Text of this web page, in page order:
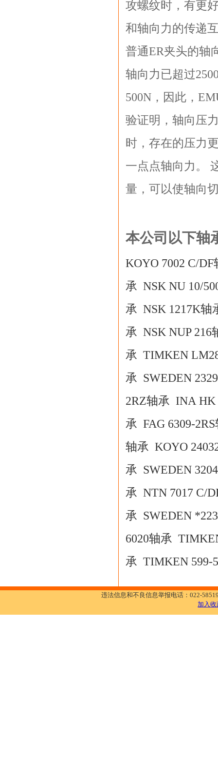
攻螺纹时，有更
和轴向力的传递
普通ER夹头的轴
轴向力已超过
500N，因此，
验证明，轴向压
时，存在的压力
一点点轴向力。
量，可以使轴向
本公司以下轴
KOYO 7002 C/DF
承 NSK NU 10/
承 NSK 1217K轴
承 NSK NUP 216
承 TIMKEN
承 SWEDEN
2RZ轴承 INA HK
承 FAG 6309-
轴承 KOYO
承 SWEDEN
承 NTN 7017 C/
承 SWEDEN
6020轴承
承 TIMKEN 599-
违法信息和不良信息举报电话：022-
加入收